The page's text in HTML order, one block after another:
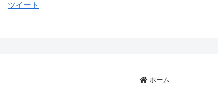
ツイート
ホーム